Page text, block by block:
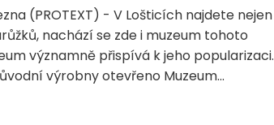
(PROTEXT) - V Lošticích najdete nejen
nachází se zde i muzeum tohoto
významně přispívá k jeho popularizaci.
výrobny otevřeno Muzeum...